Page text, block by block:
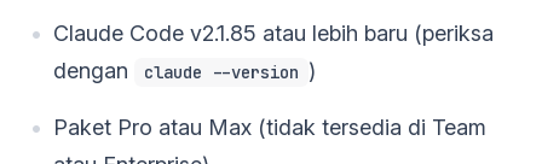
Claude Code v2.1.85 atau lebih baru (periksa
dengan
claude --version )
Paket Pro atau Max (tidak tersedia di Team